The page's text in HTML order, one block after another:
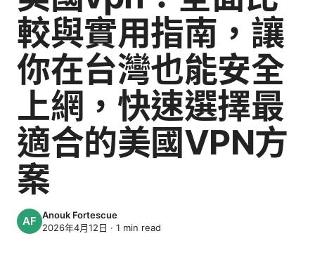
較與實用指南，讓
你在台灣也能安全
上網，快速選擇最
適合的美國VPN方
案
Anouk Fortescue
2026年4月12日 · 1 min read